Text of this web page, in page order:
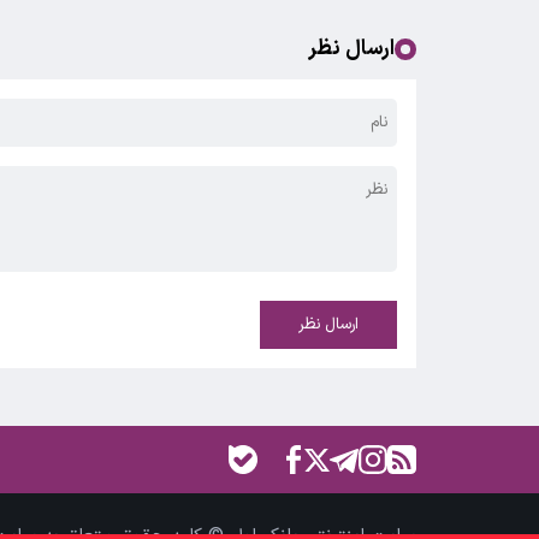
ارسال نظر
ارسال نظر